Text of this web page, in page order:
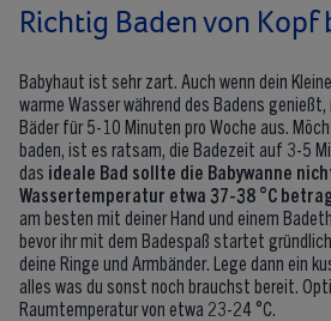
Richtig Baden von Kopf
Babyhaut ist sehr zart. Auch wenn dein
warme Wasser während des Badens
Bäder für 5-10 Minuten pro Woche aus.
baden, ist es ratsam, die Badezeit auf 3-5
das ideale Bad sollte die Babywanne
Wassertemperatur etwa 37-38 °C
am besten mit deiner Hand und einem
bevor ihr mit dem Badespaß startet
deine Ringe und Armbänder. Lege dann ein
alles was du sonst noch brauchst bereit.
Raumtemperatur von etwa 23-24 °C.